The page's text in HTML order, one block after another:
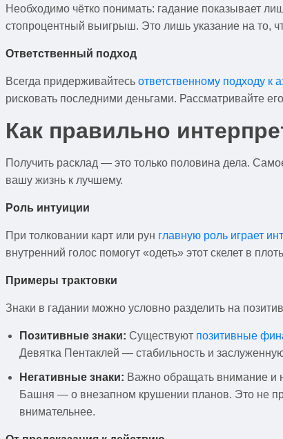
Необходимо чётко понимать: гадание показывает
стопроцентный выигрыш. Это лишь указание на то,
Ответственный подход
Всегда придерживайтесь ответственному подходу к
рисковать последними деньгами. Рассматривайте
Как правильно
Получить расклад — это только половина дела.
вашу жизнь к лучшему.
Роль интуиции
При толковании карт или рун главную роль играет
внутренний голос помогут «одеть» этот скелет в
Примеры трактовки
Знаки в гадании можно условно разделить на
Позитивные знаки: Существуют позитивные
Девятка Пентаклей — стабильность и
Негативные знаки: Важно обращать внимание и
Башня — о внезапном крушении планов. Это не
внимательнее.